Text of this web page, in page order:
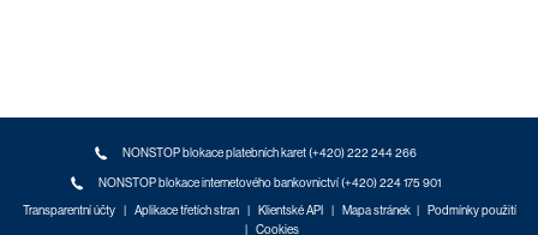
NONSTOP blokace platebních karet (+420) 222 244 266
NONSTOP blokace internetového bankovnictví (+420) 224 175 901
Transparentní účty | Aplikace třetích stran | Klientské API | Mapa stránek |
Podmínky použití
|
Cookies